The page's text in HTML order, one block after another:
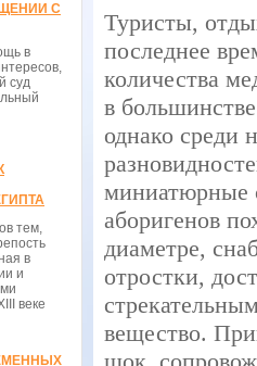
С
в
суд
тем,
в
и
веке
Туристы,
последнее
количества
в
однако среди
миниатюрные
аборигенов
диаметре,
отростки,
вещество.